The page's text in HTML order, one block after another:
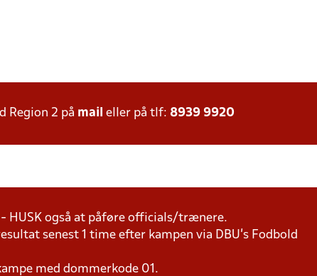
Region 2 på mail eller på tlf: 8939 9920
HUSK også at påføre officials/trænere.
senest 1 time efter kampen via DBU's Fodbold
med dommerkode 01.